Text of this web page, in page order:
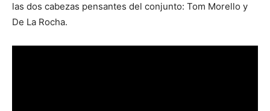
las dos cabezas pensantes del conjunto: Tom Morello y
De La Rocha.